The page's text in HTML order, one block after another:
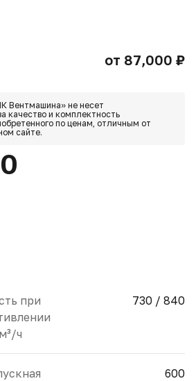
от 87,000 ₽
Вентмашина» не несет
качество и комплектность
по ценам, отличным от
сайте.
при
ч
730 / 840
600